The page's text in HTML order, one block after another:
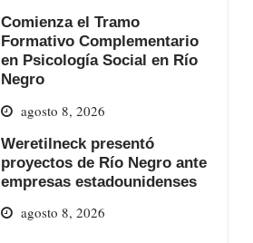
Comienza el Tramo
Formativo Complementario
en Psicología Social en Río
Negro
agosto 8, 2026
Weretilneck presentó
proyectos de Río Negro ante
empresas estadounidenses
agosto 8, 2026